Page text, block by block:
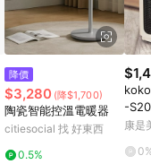
降價
$3,280 (降$1,700)
陶瓷智能控溫電暖器
citiesocial 找 好東西
0.5%
-
送
康是